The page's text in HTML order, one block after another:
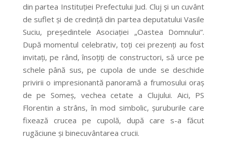
din partea Instituției Prefectului Jud. Cluj și un cuvânt
de suflet și de credință din partea deputatului Vasile
Suciu, președintele Asociației „Oastea Domnului”.
După momentul celebrativ, toți cei prezenți au fost
invitați, pe rând, însoțiți de constructori, să urce pe
schele până sus, pe cupola de unde se deschide
privirii o impresionantă panoramă a frumosului oraș
de pe Someș, vechea cetate a Clujului. Aici, PS
Florentin a strâns, în mod simbolic, șuruburile care
fixează crucea pe cupolă, după care s-a făcut
rugăciune și binecuvântarea crucii.